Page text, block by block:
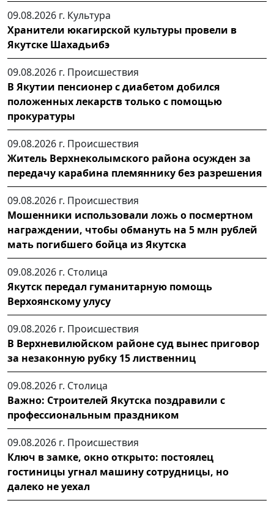
09.08.2026 г. Культура
Хранители юкагирской культуры провели в
Якутске Шахадьибэ
09.08.2026 г. Происшествия
В Якутии пенсионер с диабетом добился
положенных лекарств только с помощью
прокуратуры
09.08.2026 г. Происшествия
Житель Верхнеколымского района осужден за
передачу карабина племяннику без разрешения
09.08.2026 г. Происшествия
Мошенники использовали ложь о посмертном
награждении, чтобы обмануть на 5 млн рублей
мать погибшего бойца из Якутска
09.08.2026 г. Столица
Якутск передал гуманитарную помощь
Верхоянскому улусу
09.08.2026 г. Происшествия
В Верхневилюйском районе суд вынес приговор
за незаконную рубку 15 лиственниц
09.08.2026 г. Столица
Важно: Строителей Якутска поздравили с
профессиональным праздником
09.08.2026 г. Происшествия
Ключ в замке, окно открыто: постоялец
гостиницы угнал машину сотрудницы, но
далеко не уехал